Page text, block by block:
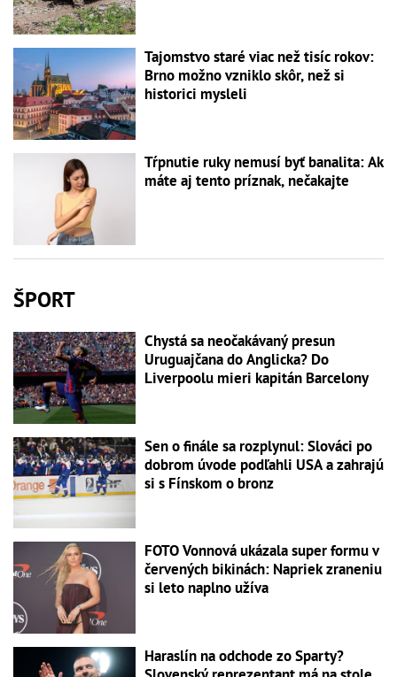
Tajomstvo staré viac než tisíc rokov:
Brno možno vzniklo skôr, než si
historici mysleli
Tŕpnutie ruky nemusí byť banalita: Ak
máte aj tento príznak, nečakajte
ŠPORT
Chystá sa neočakávaný presun
Uruguajčana do Anglicka? Do
Liverpoolu mieri kapitán Barcelony
Sen o finále sa rozplynul: Slováci po
dobrom úvode podľahli USA a zahrajú
si s Fínskom o bronz
FOTO Vonnová ukázala super formu v
červených bikinách: Napriek zraneniu
si leto naplno užíva
Haraslín na odchode zo Sparty?